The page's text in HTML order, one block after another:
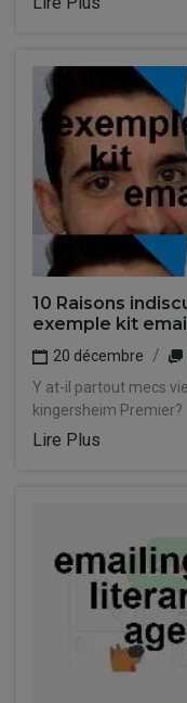
10 Raisons
exemple kit
20 décembre
Y at-il partout mecs
kingersheim Premier?
Lire Plus